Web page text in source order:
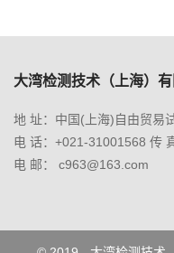
大湾检测技术（上海）有
地 址：中国(上海)自由贸易
电 话：+021-31001568 传
电 邮： c963@163.com